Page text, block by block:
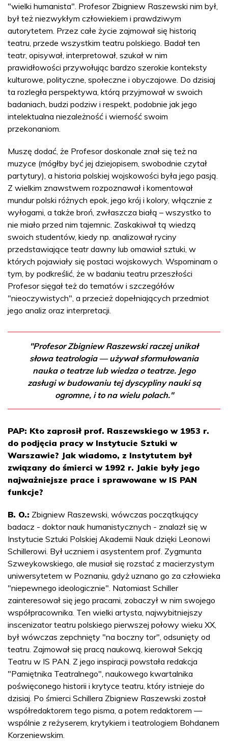
"wielki humanista". Profesor Zbigniew Raszewski nim był,
był też niezwykłym człowiekiem i prawdziwym
autorytetem. Przez całe życie zajmował się historią
teatru, przede wszystkim teatru polskiego. Badał ten
teatr, opisywał, interpretował, szukał w nim
prawidłowości przywołując bardzo szerokie konteksty
kulturowe, polityczne, społeczne i obyczajowe. Do dzisiaj
ta rozległa perspektywa, którą przyjmował w swoich
badaniach, budzi podziw i respekt, podobnie jak jego
intelektualna niezależność i wierność swoim
przekonaniom.
Muszę dodać, że Profesor doskonale znał się też na
muzyce (mógłby być jej dziejopisem, swobodnie czytał
partytury), a historia polskiej wojskowości była jego pasją.
Z wielkim znawstwem rozpoznawał i komentował
mundur polski różnych epok, jego krój i kolory, włącznie z
wyłogami, a także broń, zwłaszcza białą – wszystko to
nie miało przed nim tajemnic. Zaskakiwał tą wiedzą
swoich studentów, kiedy np. analizował ryciny
przedstawiające teatr dawny lub omawiał sztuki, w
których pojawiały się postaci wojskowych. Wspominam o
tym, by podkreślić, że w badaniu teatru przeszłości
Profesor sięgał też do tematów i szczegółów
"nieoczywistych", a przecież dopełniających przedmiot
jego analiz oraz interpretacji.
"Profesor Zbigniew Raszewski raczej unikał
słowa teatrologia — używał sformułowania
nauka o teatrze lub wiedza o teatrze. Jego
zasługi w budowaniu tej dyscypliny nauki są
ogromne, i to na wielu polach."
PAP: Kto zaprosił prof. Raszewskiego w 1953 r.
do podjęcia pracy w Instytucie Sztuki w
Warszawie? Jak wiadomo, z Instytutem był
związany do śmierci w 1992 r. Jakie były jego
najważniejsze prace i sprawowane w IS PAN
funkcje?
B. O.: Zbigniew Raszewski, wówczas początkujący
badacz - doktor nauk humanistycznych - znalazł się w
Instytucie Sztuki Polskiej Akademii Nauk dzięki Leonowi
Schillerowi. Był uczniem i asystentem prof. Zygmunta
Szweykowskiego, ale musiał się rozstać z macierzystym
uniwersytetem w Poznaniu, gdyż uznano go za człowieka
"niepewnego ideologicznie". Natomiast Schiller
zainteresował się jego pracami, zobaczył w nim swojego
współpracownika. Ten wielki artysta, najwybitniejszy
inscenizator teatru polskiego pierwszej połowy wieku XX,
był wówczas zepchnięty "na boczny tor", odsunięty od
teatru. Zajmował się pracą naukową, kierował Sekcją
Teatru w IS PAN. Z jego inspiracji powstała redakcja
"Pamiętnika Teatralnego", naukowego kwartalnika
poświęconego historii i krytyce teatru, który istnieje do
dzisiaj. Po śmierci Schillera Zbigniew Raszewski został
współredaktorem tego pisma, a potem redaktorem —
wspólnie z reżyserem, krytykiem i teatrologiem Bohdanem
Korzeniewskim.